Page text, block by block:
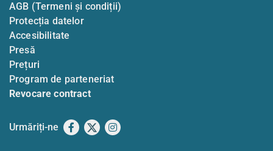
AGB (Termeni și condiții)
Protecția datelor
Accesibilitate
Presă
Prețuri
Program de parteneriat
Revocare contract
Urmăriți-ne Facebook
X Instagram